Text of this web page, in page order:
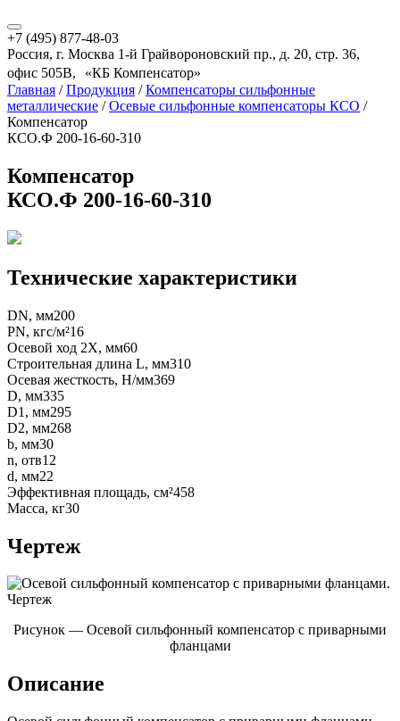
+7 (495) 877-48-03
Россия, г. Москва 1-й Грайвороновский пр., д. 20, стр. 36,
офис 505В, «КБ Компенсатор»
Главная /Продукция /Компенсаторы сильфонные
металлические /Осевые сильфонные компенсаторы КСО /
Компенсатор
КСО.Ф 200-16-60-310
Компенсатор
КСО.Ф 200-16-60-310
Технические характеристики
DN, мм200
PN, кгс/м²16
Осевой ход 2Х, мм60
Строительная длина L, мм310
Осевая жесткость, Н/мм369
D, мм335
D1, мм295
D2, мм268
b, мм30
n, отв12
d, мм22
Эффективная площадь, см²458
Масса, кг30
Чертеж
Рисунок — Осевой сильфонный компенсатор с приварными
фланцами
Описание